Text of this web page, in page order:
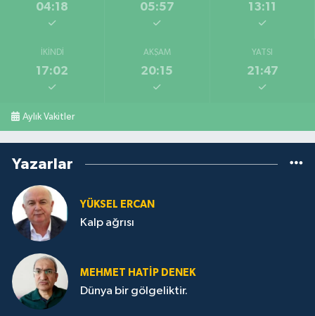
04:18 05:57 13:11
İKINDI
17:02
AKŞAM
20:15
YATSI
21:47
Aylık Vakitler
Yazarlar
YÜKSEL ERCAN
Kalp ağrısı
MEHMET HATİP DENEK
Dünya bir gölgeliktir.